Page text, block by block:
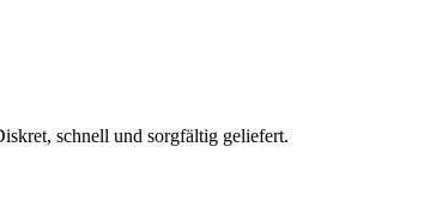
schnell und sorgfältig geliefert.